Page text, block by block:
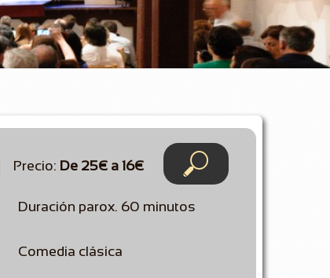
Precio: De 25€ a 16€
Duración parox. 60 minutos
Comedia clásica
